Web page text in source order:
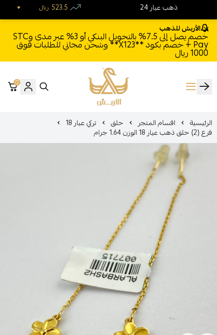
الأربش للذهب
خصم يصل إلى 7.5% بالتحويل البنكي أو 3% عبر مدى وSTC
Pay + خصم بكود **X123** وشحن مجاني للطلبات فوق
1000 ريال
الأربش للذهب
0
الرئيسية اقسام المتجر حلق تركي عيار 18
فرع (2) حلق ذهب عيار 18 الوزن 1.64 جرام
24 ذهب عيار ريال 523.5